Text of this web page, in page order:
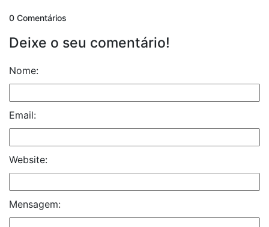
0 Comentários
Deixe o seu comentário!
Nome:
Email:
Website:
Mensagem: